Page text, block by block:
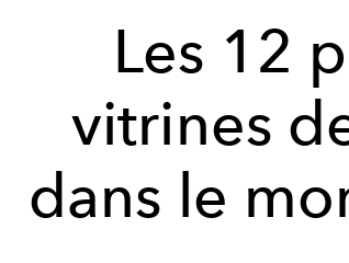
Les 12
vitrines
dans le